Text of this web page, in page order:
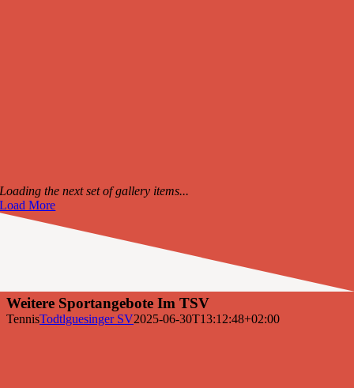
Loading the next set of gallery items...
Load More
Weitere Sportangebote Im TSV
TennisTodtlguesinger SV2025-06-30T13:12:48+02:00